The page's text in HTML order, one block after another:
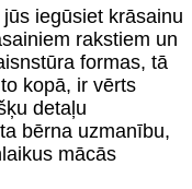
iegūsiet krāsainu
rakstiem un
formas, tā
kopā, ir vērts
detaļu
bērna uzmanību,
mācās